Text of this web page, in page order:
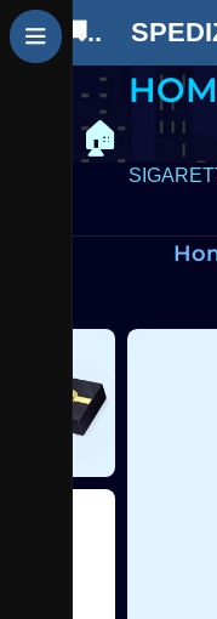
contenuto
🚚..
🏠